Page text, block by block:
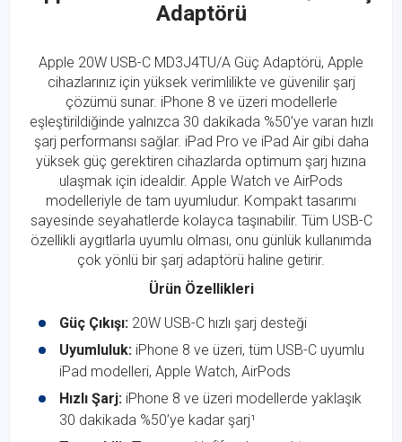
Adaptörü
Apple 20W USB-C MD3J4TU/A Güç Adaptörü, Apple
cihazlarınız için yüksek verimlilikte ve güvenilir şarj
çözümü sunar. iPhone 8 ve üzeri modellerle
eşleştirildiğinde yalnızca 30 dakikada %50’ye varan hızlı
şarj performansı sağlar. iPad Pro ve iPad Air gibi daha
yüksek güç gerektiren cihazlarda optimum şarj hızına
ulaşmak için idealdir. Apple Watch ve AirPods
modelleriyle de tam uyumludur. Kompakt tasarımı
sayesinde seyahatlerde kolayca taşınabilir. Tüm USB-C
özellikli aygıtlarla uyumlu olması, onu günlük kullanımda
çok yönlü bir şarj adaptörü haline getirir.
Ürün Özellikleri
Güç Çıkışı: 20W USB-C hızlı şarj desteği
Uyumluluk: iPhone 8 ve üzeri, tüm USB-C uyumlu
iPad modelleri, Apple Watch, AirPods
Hızlı Şarj: iPhone 8 ve üzeri modellerde yaklaşık
30 dakikada %50’ye kadar şarj¹